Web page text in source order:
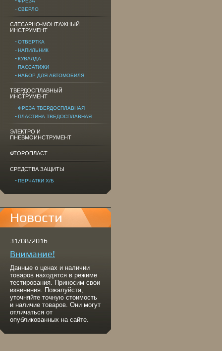
СВЕРЛО
СЛЕСАРНО-МОНТАЖНЫЙ
ИНСТРУМЕНТ
ОТВЕРТКА
НАПИЛЬНИК
КУВАЛДА
ПАССАТИЖИ
НАБОР ДЛЯ АВТОМОБИЛЯ
ТВЕРДОСПЛАВНЫЙ
ИНСТРУМЕНТ
ФРЕЗА ТВЕРДОСПЛАВНАЯ
ПЛАСТИНА ТВЕДОСПЛАВНАЯ
ЭЛЕКТРО И
ПНЕВМОИНСТРУМЕНТ
ФТОРОПЛАСТ
СРЕДСТВА ЗАЩИТЫ
ПЕРЧАТКИ Х/Б
Новости
31/08/2016
Внимание!
Данные о ценах и наличии
товаров находятся в режиме
тестирования. Приносим свои
извинения. Пожалуйста,
уточняйте точную стоимость
и наличие товаров. Они могут
отличаться от
опубликованных на сайте.